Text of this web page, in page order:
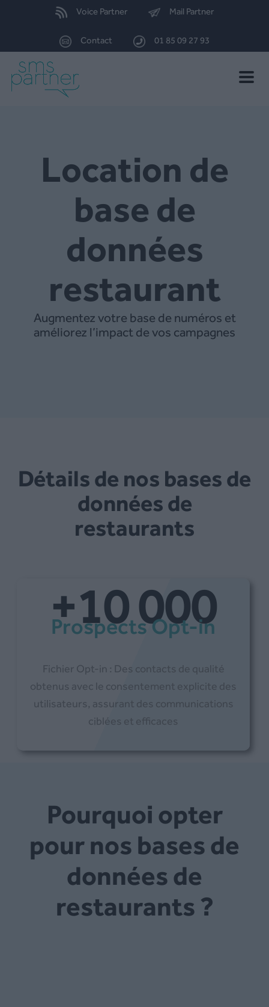
Voice Partner Mail Partner
Contact 01 85 09 27 93
Toggle
Location de
base de
données
restaurant
Augmentez votre base de numéros et
améliorez l’impact de vos campagnes
Détails de nos bases de
données de
restaurants
+10 000
Prospects Opt-in
Fichier Opt-in : Des contacts de qualité
obtenus avec le consentement explicite des
utilisateurs, assurant des communications
ciblées et efficaces
Pourquoi opter
pour nos bases de
données de
restaurants ?